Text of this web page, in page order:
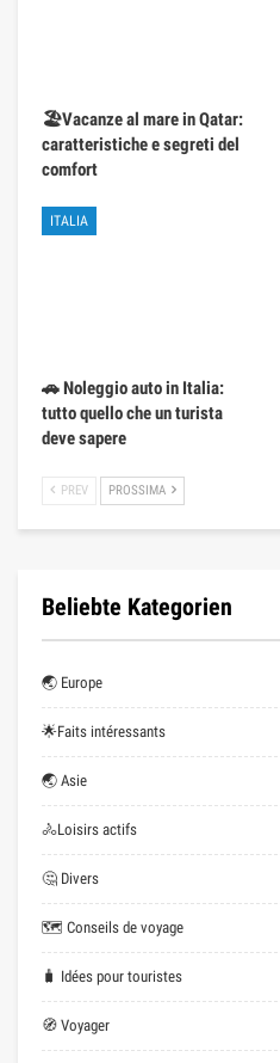
🏖️Vacanze al mare in Qatar:
caratteristiche e segreti del
comfort
ITALIA
🚗 Noleggio auto in Italia:
tutto quello che un turista
deve sapere
PREV PROSSIMA
Beliebte Kategorien
🌏 Europe
🌟Faits intéressants
🌏 Asie
🚴Loisirs actifs
🤔 Divers
🗺 Conseils de voyage
🧳 Idées pour touristes
🧭 Voyager